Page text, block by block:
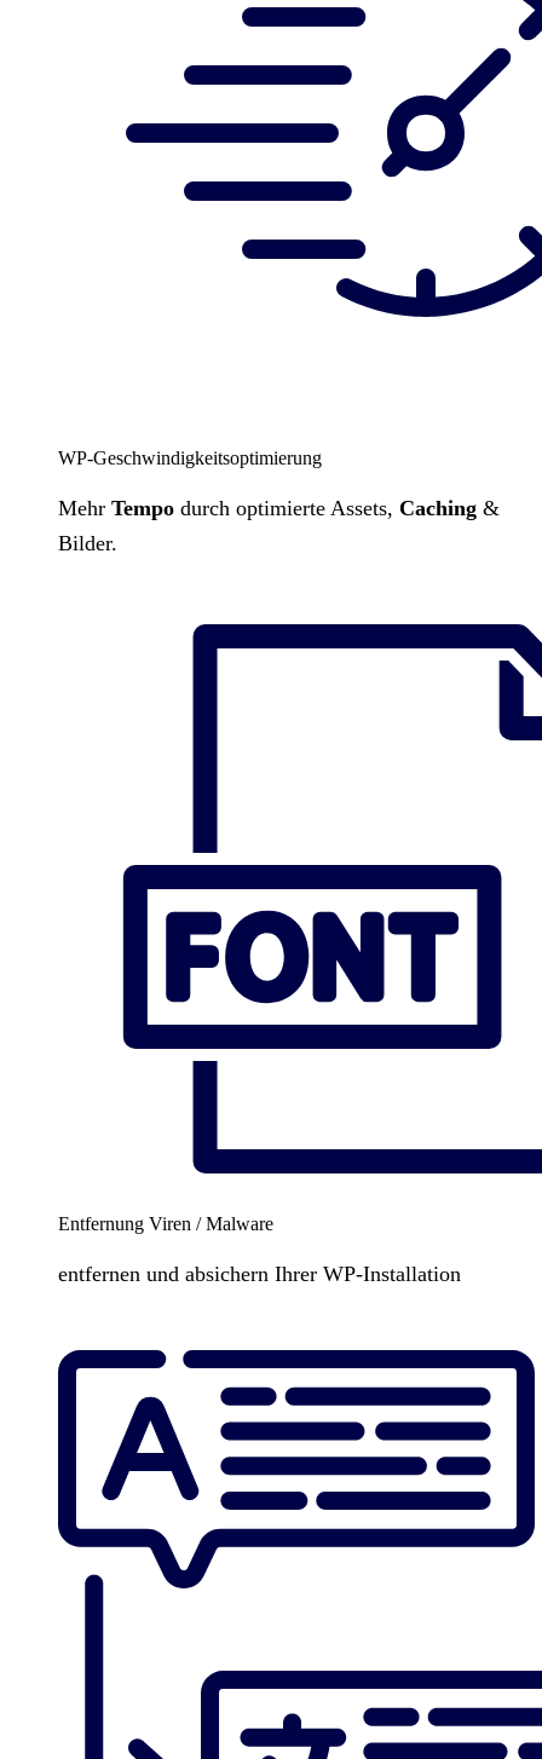
WP-Geschwindigkeitsoptimierung
Mehr Tempo durch optimierte Assets, Caching &
Bilder.
Entfernung Viren / Malware
entfernen und absichern Ihrer WP-Installation